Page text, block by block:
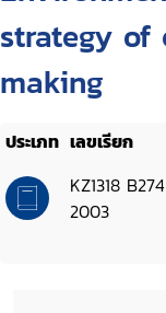
strategy of
making
ประเภท เลขเรียก
KZ1318 B274
2003